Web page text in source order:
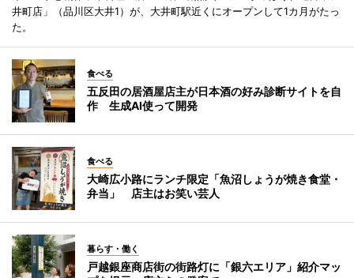
井町店」（品川区大井1）が、大井町駅近くにオープンして1カ月がたっ
た。
食べる
五反田の居酒屋店主が日本酒の好み診断サイトを自
作 生成AI使って開発
食べる
大崎広小路にランチ限定「魚沼しょうが焼き食堂・
弁当」 店主はお笑い芸人
暮らす・働く
戸越銀座商店街の街路灯に「銀六エリア」紹介マッ